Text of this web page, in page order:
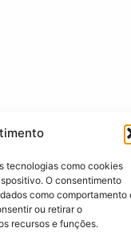
tecnologias como cookies
O consentimento
como comportamento
ou retirar o
recursos e funções.